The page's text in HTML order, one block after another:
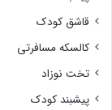
قاشق کودک
کالسکه مسافرتی
تخت نوزاد
پیشبند کودک